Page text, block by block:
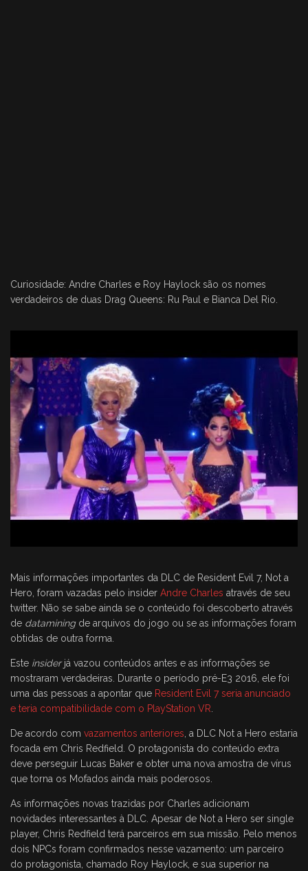
Curiosidade: Andre Charles e Roy Haylock são os nomes
verdadeiros de duas Drag Queens: Ru Paul e Bianca Del Rio.
Mais informações importantes da DLC de Resident Evil 7, Not a
Hero, foram vazadas pelo insider Andre Charles através de seu
twitter. Não se sabe ainda se o conteúdo foi descoberto através
de dataminingde arquivos do jogo ou se as informações foram
obtidas de outra forma.
Este insiderjá vazou conteúdos antes e as informações se
mostraram verdadeiras. Durante o período pré-E3 2016, ele foi
uma das pessoas a apontar que Resident Evil 7 seria anunciado
e teria compatibilidade com o PlayStation VR
De acordo com vazamentos anteriores , a DLC Not a Hero estaria
focada em Chris Redfield. O protagonista do conteúdo extra
deve perseguir Lucas Baker e obter uma nova amostra de vírus
que torna os Mofados ainda mais poderosos.
As informações novas trazidas por Charles adicionam
novidades interessantes à DLC. Apesar de Not a Hero ser single
player, Chris Redfield terá parceiros em sua missão. Pelo menos
dois NPCs foram confirmados nesse vazamento: um parceiro
do protagonista, chamado Roy Haylock, e sua superior na